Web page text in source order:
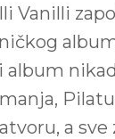
Vanilli
album
a